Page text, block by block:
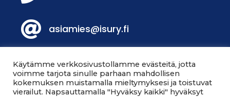
asiamies@isury.fi
Löydät meidät Facebookista!
Käytämme verkkosivustollamme evästeitä, jotta
voimme tarjota sinulle parhaan mahdollisen
kokemuksen muistamalla mieltymyksesi ja toistuvat
vierailut. Napsauttamalla "Hyväksy kaikki" hyväksyt